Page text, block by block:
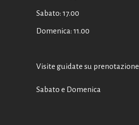
Sabato: 17.00
Domenica: 11.00
Visite guidate su prenotazione
Sabato e Domenica